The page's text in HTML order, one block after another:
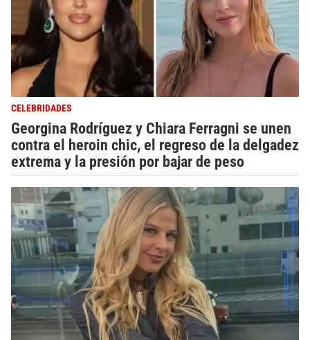
CELEBRIDADES
Georgina Rodríguez y Chiara Ferragni se unen
contra el heroin chic, el regreso de la delgadez
extrema y la presión por bajar de peso